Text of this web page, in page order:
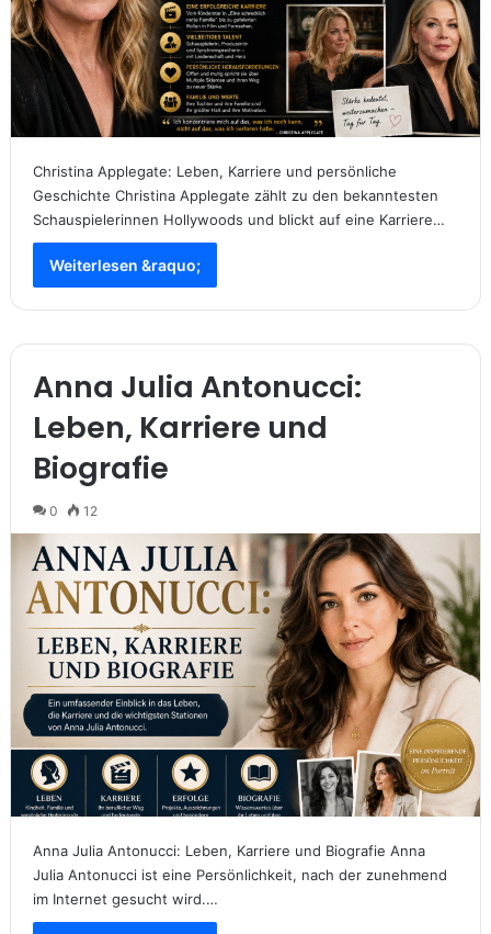
Christina Applegate: Leben, Karriere und persönliche
Geschichte Christina Applegate zählt zu den bekanntesten
Schauspielerinnen Hollywoods und blickt auf eine Karriere…
Weiterlesen &raquo;
Anna Julia Antonucci:
Leben, Karriere und
Biografie
0 12
Anna Julia Antonucci: Leben, Karriere und Biografie Anna
Julia Antonucci ist eine Persönlichkeit, nach der zunehmend
im Internet gesucht wird.…